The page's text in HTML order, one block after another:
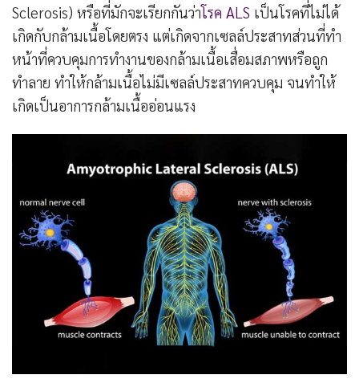
Sclerosis) หรือที่มักจะเรียกกันว่าโรค ALS เป็นโรคที่ไม่ได้
เกิดกับกล้ามเนื้อโดยตรง แต่เกิดจากเซลล์ประสาทส่วนที่ทำ
หน้าที่ควบคุมการทำงานของกล้ามเนื้อเสื่อมสภาพหรือถูก
ทำลาย ทำให้กล้ามเนื้อไม่มีเซลล์ประสาทควบคุม จนทำให้
เกิดเป็นอาการกล้ามเนื้ออ่อนแรง